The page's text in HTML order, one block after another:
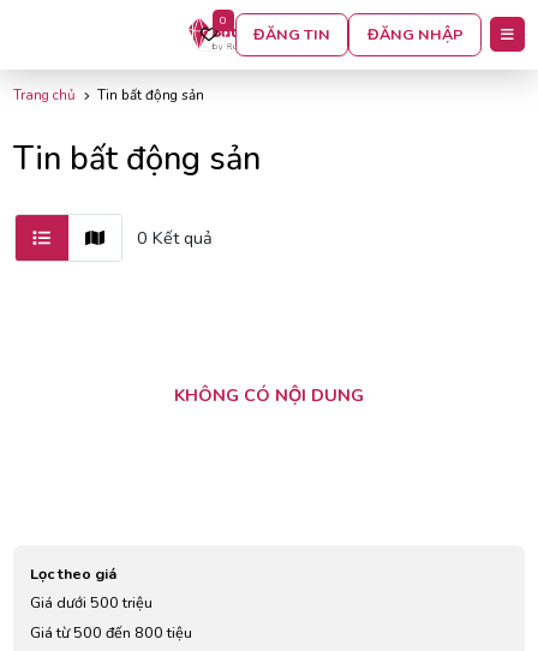
0
ĐĂNG TIN ĐĂNG NHẬP
Trang chủ Tin bất động sản
Tin bất động sản
0 Kết quả
KHÔNG CÓ NỘI DUNG
Lọc theo giá
Giá dưới 500 triệu
Giá từ 500 đến 800 tiệu